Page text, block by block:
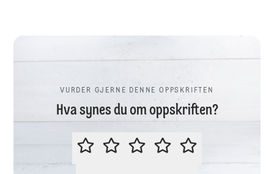
VURDER GJERNE DENNE OPPSKRIFTEN
Hva synes du om oppskriften?
VURDER GJERNE DENNE